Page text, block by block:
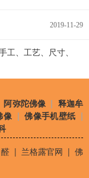
2019-11-29
、工艺、尺寸、
阿弥陀佛像 | 释迦牟
像 |佛像手机壁纸 |
| 兰格露官网 | 佛